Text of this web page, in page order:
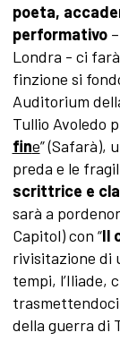
poeta,
performativo–
Londra - ci
finzione si
Auditorium
Tullio Avoledo
fine” (Safarà),
preda e le
scrittrice e
sarà a
Capitol) con “Il
rivisitazione di
tempi, l’Iliade,
trasmettendoci
della guerra di